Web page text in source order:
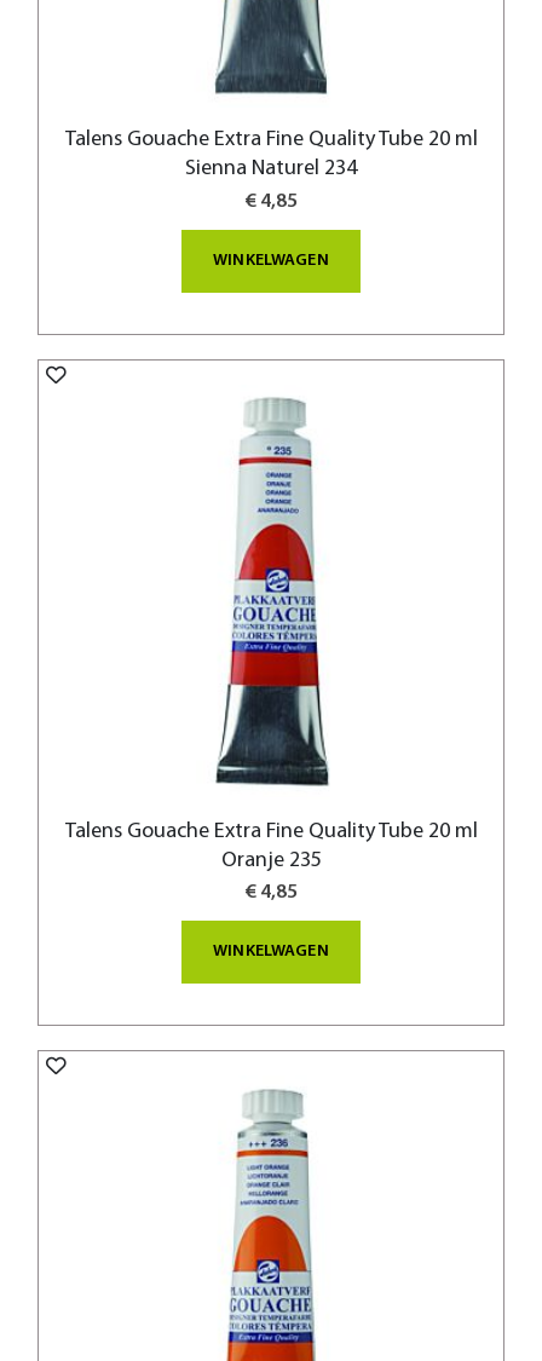
Talens Gouache Extra Fine Quality Tube 20 ml
Sienna Naturel 234
€ 4,85
WINKELWAGEN
Talens Gouache Extra Fine Quality Tube 20 ml
Oranje 235
€ 4,85
WINKELWAGEN